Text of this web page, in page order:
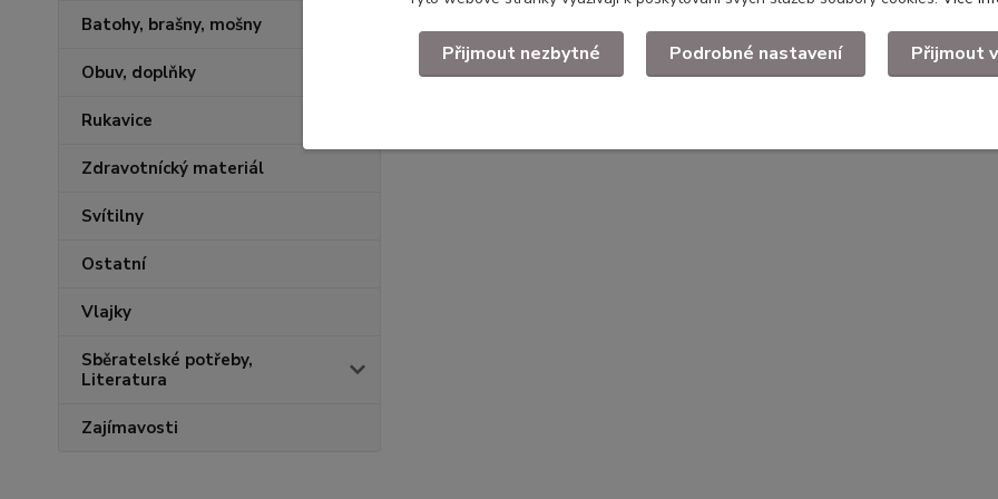
Batohy, brašny, mošny
Obuv, doplňky
Rukavice
Zdravotnícký materiál
Svítilny
Ostatní
Vlajky
Sběratelské potřeby,
Literatura
Zajímavosti
Přijmout nezbytné Podrobné nastavení Přijmout